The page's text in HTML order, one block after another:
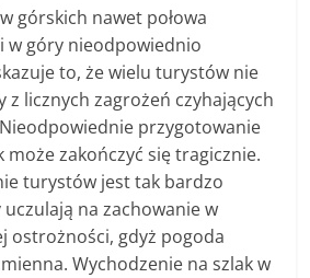
górskich nawet połowa
w góry nieodpowiednio
to, że wielu turystów nie
z licznych zagrożeń czyhających
przygotowanie
może zakończyć się tragicznie.
turystów jest tak bardzo
na zachowanie w
ostrożności, gdyż pogoda
Wychodzenie na szlak w